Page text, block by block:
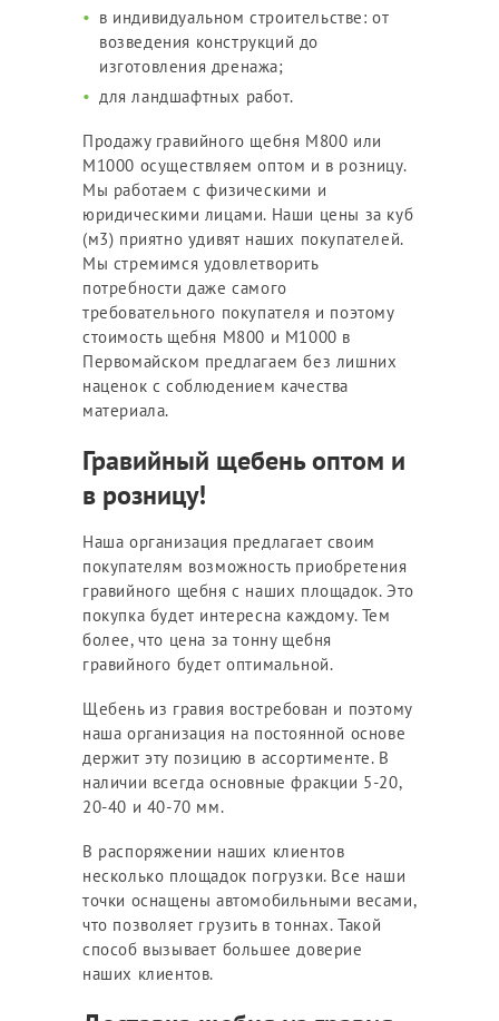
в индивидуальном строительстве: от
возведения конструкций до
изготовления дренажа;
для ландшафтных работ.
Продажу гравийного щебня М800 или
М1000 осуществляем оптом и в розницу.
Мы работаем с физическими и
юридическими лицами. Наши цены за куб
(м3) приятно удивят наших покупателей.
Мы стремимся удовлетворить
потребности даже самого
требовательного покупателя и поэтому
стоимость щебня М800 и М1000 в
Первомайском предлагаем без лишних
наценок с соблюдением качества
материала.
Гравийный щебень оптом и
в розницу!
Наша организация предлагает своим
покупателям возможность приобретения
гравийного щебня с наших площадок. Это
покупка будет интересна каждому. Тем
более, что цена за тонну щебня
гравийного будет оптимальной.
Щебень из гравия востребован и поэтому
наша организация на постоянной основе
держит эту позицию в ассортименте. В
наличии всегда основные фракции 5-20,
20-40 и 40-70 мм.
В распоряжении наших клиентов
несколько площадок погрузки. Все наши
точки оснащены автомобильными весами,
что позволяет грузить в тоннах. Такой
способ вызывает большее доверие
наших клиентов.